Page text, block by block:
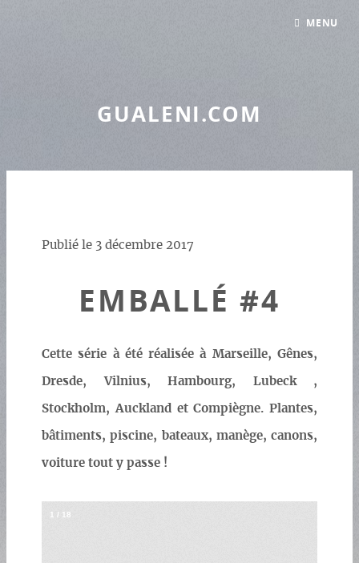
GUALENI.COM
Publié le 3 décembre 2017
EMBALLÉ #4
Cette série à été réalisée à Marseille, Gênes,
Dresde, Vilnius, Hambourg, Lubeck ,
Stockholm, Auckland et Compiègne. Plantes,
bâtiments, piscine, bateaux, manège, canons,
voiture tout y passe !
1 / 18
MENU